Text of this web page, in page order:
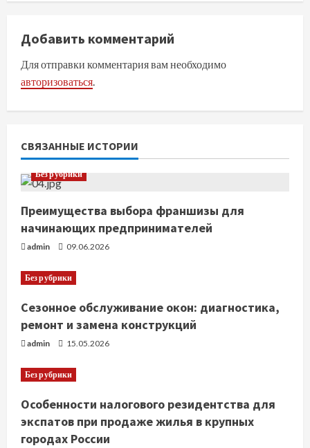
ж
и
ч
т
е
н
и
е
Добавить комментарий
Для отправки комментария вам необходимо
авторизоваться.
СВЯЗАННЫЕ ИСТОРИИ
Без рубрики
Преимущества выбора франшизы для
начинающих предпринимателей
admin 09.06.2026
Без рубрики
Сезонное обслуживание окон: диагностика,
ремонт и замена конструкций
admin 15.05.2026
Без рубрики
Особенности налогового резидентства для
экспатов при продаже жилья в крупных
городах России